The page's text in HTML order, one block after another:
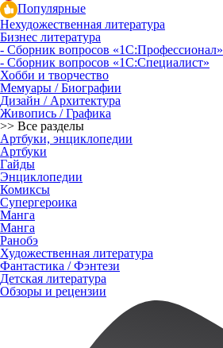
Популярные
Нехудожественная литература
Бизнес литература
- Сборник вопросов «1С:Профессионал»
- Сборник вопросов «1С:Специалист»
Хобби и творчество
Мемуары / Биографии
Дизайн / Архитектура
Живопись / Графика
>> Все разделы
Артбуки, энциклопедии
Артбуки
Гайды
Энциклопедии
Комиксы
Супергероика
Манга
Манга
Ранобэ
Художественная литература
Фантастика / Фэнтези
Детская литература
Обзоры и рецензии